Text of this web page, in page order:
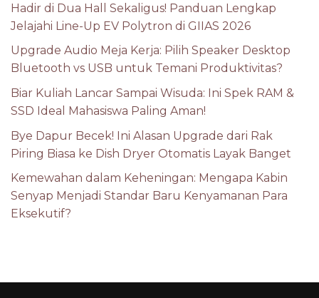
Hadir di Dua Hall Sekaligus! Panduan Lengkap
Jelajahi Line-Up EV Polytron di GIIAS 2026
Upgrade Audio Meja Kerja: Pilih Speaker Desktop
Bluetooth vs USB untuk Temani Produktivitas?
Biar Kuliah Lancar Sampai Wisuda: Ini Spek RAM &
SSD Ideal Mahasiswa Paling Aman!
Bye Dapur Becek! Ini Alasan Upgrade dari Rak
Piring Biasa ke Dish Dryer Otomatis Layak Banget
Kemewahan dalam Keheningan: Mengapa Kabin
Senyap Menjadi Standar Baru Kenyamanan Para
Eksekutif?